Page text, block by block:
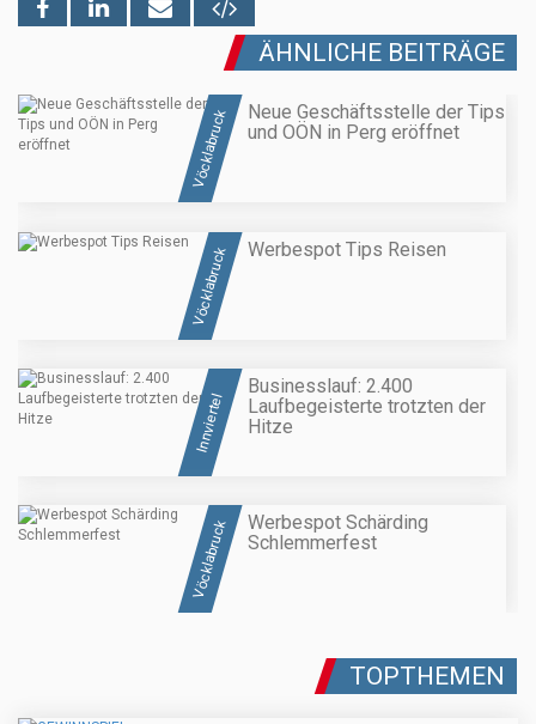
ÄHNLICHE BEITRÄGE
Vöcklabruck
Neue Geschäftsstelle der Tips
und OÖN in Perg eröffnet
Vöcklabruck Werbespot Tips Reisen
Innviertel
Businesslauf: 2.400
Laufbegeisterte trotzten der
Hitze
Vöcklabruck
Werbespot Schärding
Schlemmerfest
TOPTHEMEN